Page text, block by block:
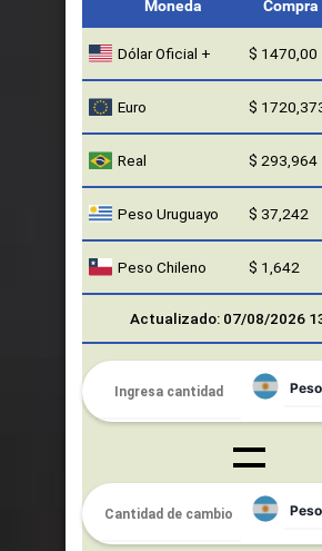
Dólar Oficial + $ 1470,00
Euro $
Real $ 293,964
Peso Uruguayo $ 37,242
Peso Chileno $ 1,642
Actualizado: 07/08/2026